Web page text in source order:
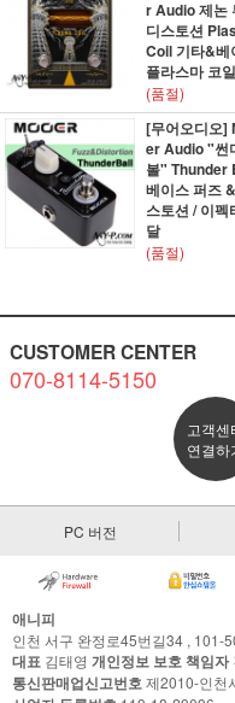
r Audio 제논
디스토션
Coil 기타&베
플라스마 코일
(품절)
[무어오디오]
er Audio "썬
볼" Thunder
베이스 퍼즈
스토션 / 이펙
달
(품절)
CUSTOMER CENTER
070-8114-5150
고객센
연결하
PC 버전
애니피
인천 서구 완정로45번길34 , 101-
대표 김태영 개인정보 보호 책임자
통신판매업신고번호제2010-인천